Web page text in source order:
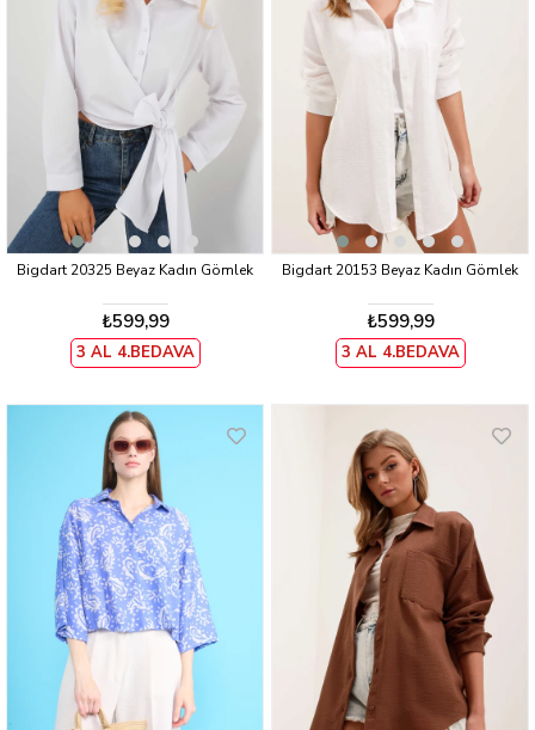
Bigdart 20325 Beyaz Kadın Gömlek
₺599,99
3 AL 4.BEDAVA
Bigdart 20153 Beyaz Kadın Gömlek
₺599,99
3 AL 4.BEDAVA